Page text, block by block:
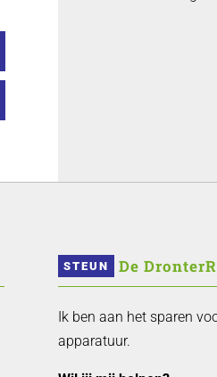
STEUN De
Ik ben aan het sparen
apparatuur.